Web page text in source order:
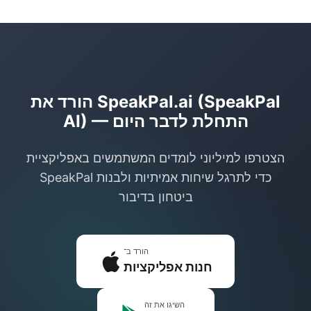
בסביבה בטוחה.
הורד את SpeakPal.ai (SpeakPal
AI) — התחלת לדבר היום
הצטרפו למיליוני לומדים המשתמשים באפליקציית
SpeakPal כדי לתרגל שיחות אמיתיות ולבנות
ביטחון בדיבור
הורד ב־
חנות אפליקציות
השיגו את זה